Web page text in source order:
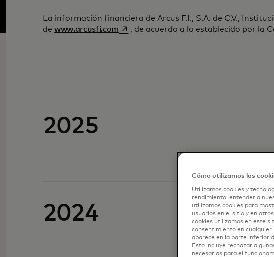
La información financiera de Arcus F.I., S.A. de C.V.,
de www.arcusfi.com se abre en una pestaña nueva
, de acuerdo a lo establecido por la
2025
2024
Cómo utilizamos las
Utilizamos cookies y
rendimiento, entender a
utilizamos cookies para
usuarios en el sitio y en
cookies utilizamos en este
consentimiento en cualquier
aparece en la parte inferior
Esto incluye rechazar
necesarias para el